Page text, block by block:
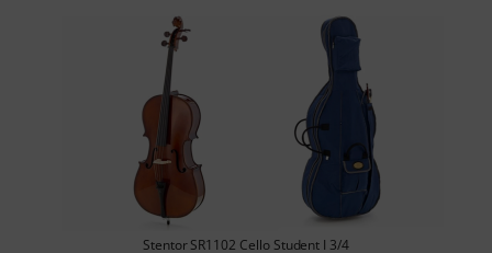
Stentor SR1102 Cello Student I 3/4